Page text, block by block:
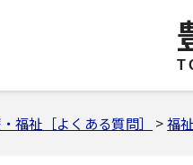
福祉［よくある質問］ >福祉